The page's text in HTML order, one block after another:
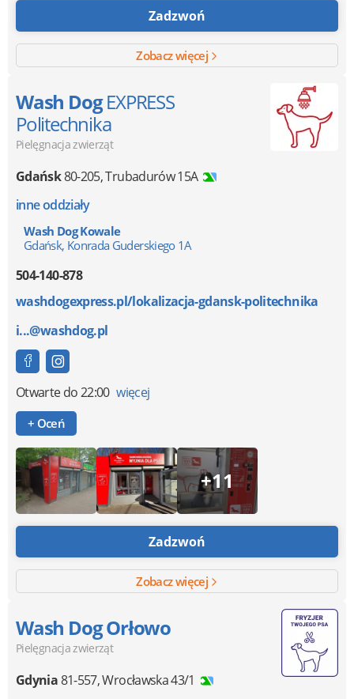
Zadzwoń
Zobacz więcej
Wash DogEXPRESS
Politechnika
Pielęgnacja zwierząt
Gdańsk80-205,Trubadurów 15A
inne oddziały
Wash Dog Kowale
Gdańsk, Konrada Guderskiego 1A
504-140-878
washdogexpress.pl/lokalizacja-gdansk-politechnika
i...@washdog.pl
Otwartedo 22:00 więcej
+ Oceń
+11
Zadzwoń
Zobacz więcej
Wash Dog Orłowo
Pielęgnacja zwierząt
Gdynia81-557,Wrocławska 43/1